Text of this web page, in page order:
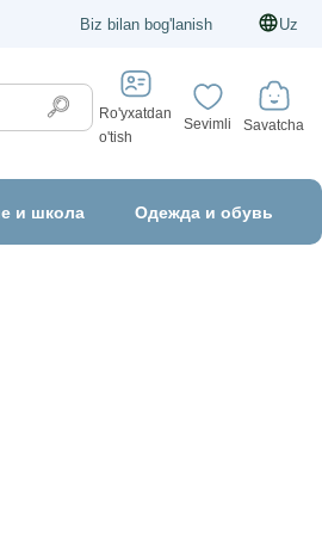
Biz bilan bog'lanish Uz
Ro'yxatdan
o'tish
Sevimli Savatcha
и школа Одежда и обувь